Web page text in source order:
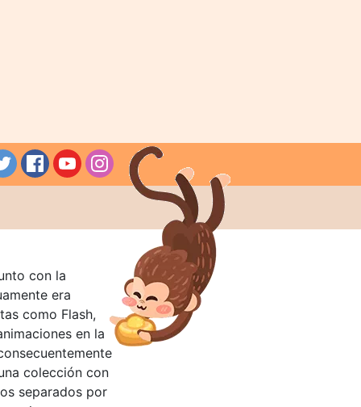
con la
era
como Flash,
en la
colección con
separados por